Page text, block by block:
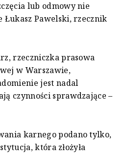
lub odmowy nie
Łukasz Pawelski, rzecznik
rzeczniczka prasowa
w Warszawie,
jest nadal
czynności sprawdzające –
karnego podano tylko,
która złożyła